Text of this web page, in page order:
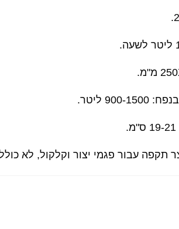
ליטר.
תקפה עבור פגמי יצור וקלקול, לא